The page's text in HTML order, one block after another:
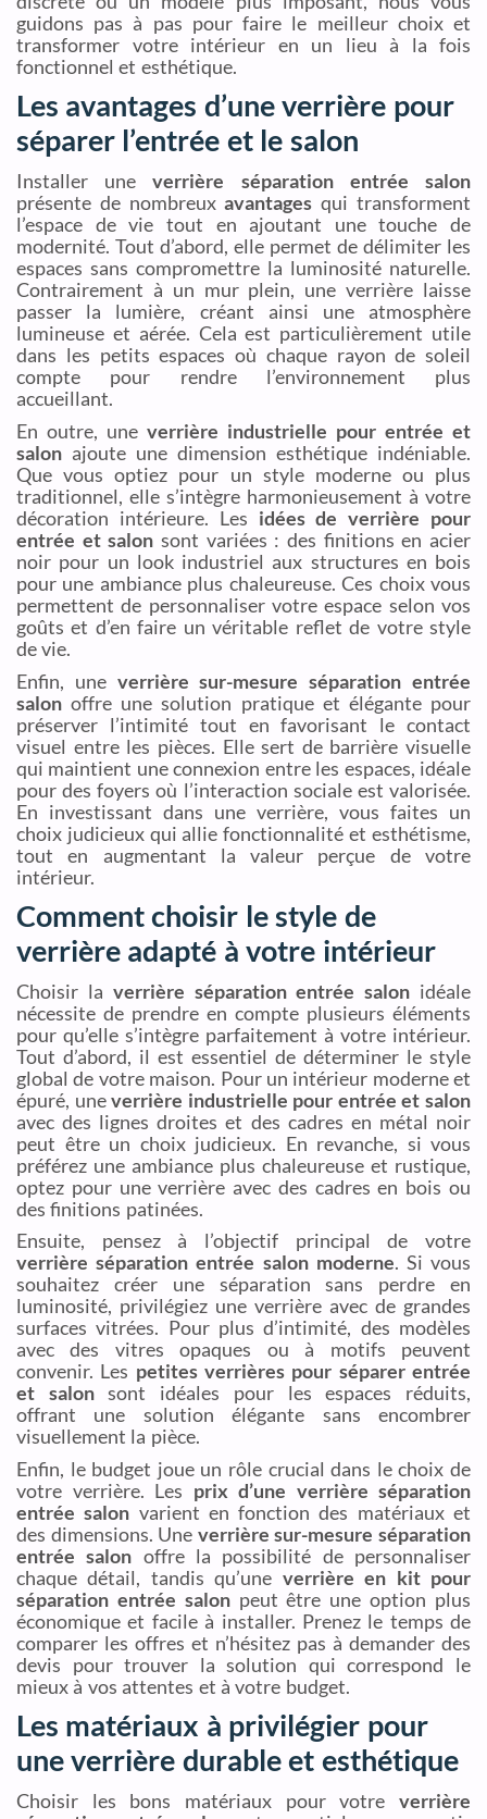
guidons pas à pas pour faire le meilleur choix et
transformer votre intérieur en un lieu à la fois
fonctionnel et esthétique.
Les avantages d’une verrière pour
séparer l’entrée et le salon
Installer uneverrière séparation entrée salon
présente de nombreuxavantages qui transforment
l’espace de vie tout en ajoutant une touche de
modernité. Tout d’abord, elle permet de délimiter les
espaces sans compromettre la luminosité naturelle.
Contrairement à un mur plein, une verrière laisse
passer la lumière, créant ainsi une atmosphère
lumineuse et aérée. Cela est particulièrement utile
dans les petits espaces où chaque rayon de soleil
compte pour rendre l’environnement plus
accueillant.
En outre, une verrière industrielle pour entrée et
salon ajoute une dimension esthétique indéniable.
Que vous optiez pour un style moderne ou plus
traditionnel, elle s’intègre harmonieusement à votre
décoration intérieure. Les idées de verrière pour
entrée et salon sont variées : des finitions en acier
noir pour un look industriel aux structures en bois
pour une ambiance plus chaleureuse. Ces choix vous
permettent de personnaliser votre espace selon vos
goûts et d’en faire un véritable reflet de votre style
de vie.
Enfin, une verrière sur-mesure séparation entrée
salon offre une solution pratique et élégante pour
préserver l’intimité tout en favorisant le contact
visuel entre les pièces. Elle sert de barrière visuelle
qui maintient une connexion entre les espaces, idéale
pour des foyers où l’interaction sociale est valorisée.
En investissant dans une verrière, vous faites un
choix judicieux qui allie fonctionnalité et esthétisme,
tout en augmentant la valeur perçue de votre
intérieur.
Comment choisir le style de
verrière adapté à votre intérieur
Choisir la verrière séparation entrée salon idéale
nécessite de prendre en compte plusieurs éléments
pour qu’elle s’intègre parfaitement à votre intérieur.
Tout d’abord, il est essentiel de déterminer le style
global de votre maison. Pour un intérieur moderne et
épuré, uneverrière industrielle pour entrée et salon
avec des lignes droites et des cadres en métal noir
peut être un choix judicieux. En revanche, si vous
préférez une ambiance plus chaleureuse et rustique,
optez pour une verrière avec des cadres en bois ou
des finitions patinées.
Ensuite, pensez à l’objectif principal de votre
verrière séparation entrée salon moderne. Si vous
souhaitez créer une séparation sans perdre en
luminosité, privilégiez une verrière avec de grandes
surfaces vitrées. Pour plus d’intimité, des modèles
avec des vitres opaques ou à motifs peuvent
convenir. Les petites verrières pour séparer entrée
et salonsont idéales pour les espaces réduits,
offrant une solution élégante sans encombrer
visuellement la pièce.
Enfin, le budget joue un rôle crucial dans le choix de
votre verrière. Les prix d’une verrière séparation
entrée salon varient en fonction des matériaux et
des dimensions. Une verrière sur-mesure séparation
entrée salon offre la possibilité de personnaliser
chaque détail, tandis qu’une verrière en kit pour
séparation entrée salonpeut être une option plus
économique et facile à installer. Prenez le temps de
comparer les offres et n’hésitez pas à demander des
devis pour trouver la solution qui correspond le
mieux à vos attentes et à votre budget.
Les matériaux à privilégier pour
une verrière durable et esthétique
Choisir les bons matériaux pour votre verrière